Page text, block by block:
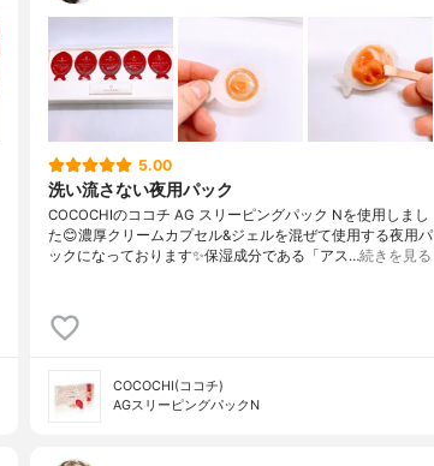
5.00
洗い流さない夜用パック
COCOCHIのココチ AG スリーピングパック Nを使用しまし
た😊濃厚クリームカプセル&ジェルを混ぜて使用する夜用パ
ックになっております✨保湿成分である「アス…続きを見る
COCOCHI(ココチ)
AGスリーピングパックN